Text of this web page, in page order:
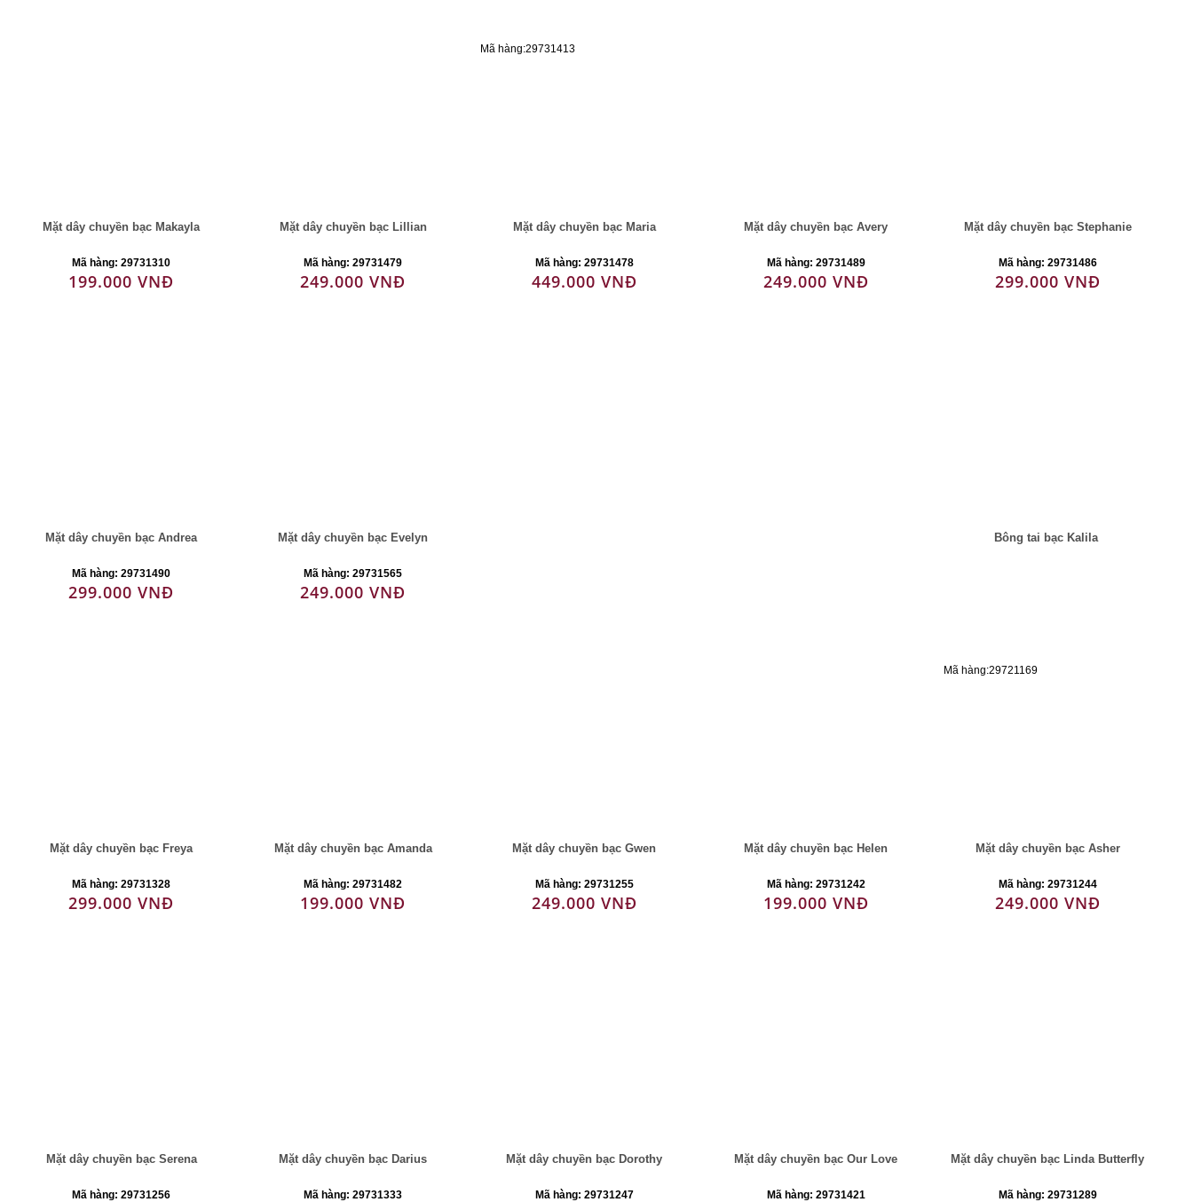
Mã hàng:29731413
Mặt dây chuyền bạc Makayla
Mã hàng: 29731310
199.000 VNĐ
Mặt dây chuyền bạc Lillian
Mã hàng: 29731479
249.000 VNĐ
Mặt dây chuyền bạc Maria
Mã hàng: 29731478
449.000 VNĐ
Mặt dây chuyền bạc Avery
Mã hàng: 29731489
249.000 VNĐ
Mặt dây chuyền bạc Stephanie
Mã hàng: 29731486
299.000 VNĐ
Mặt dây chuyền bạc Andrea
Mã hàng: 29731490
299.000 VNĐ
Mặt dây chuyền bạc Evelyn
Mã hàng: 29731565
249.000 VNĐ
Bông tai bạc Kalila
Mã hàng:29721169
Mặt dây chuyền bạc Freya
Mã hàng: 29731328
299.000 VNĐ
Mặt dây chuyền bạc Amanda
Mã hàng: 29731482
199.000 VNĐ
Mặt dây chuyền bạc Gwen
Mã hàng: 29731255
249.000 VNĐ
Mặt dây chuyền bạc Helen
Mã hàng: 29731242
199.000 VNĐ
Mặt dây chuyền bạc Asher
Mã hàng: 29731244
249.000 VNĐ
Mặt dây chuyền bạc Serena
Mã hàng: 29731256
Mặt dây chuyền bạc Darius
Mã hàng: 29731333
Mặt dây chuyền bạc Dorothy
Mã hàng: 29731247
Mặt dây chuyền bạc Our Love
Mã hàng: 29731421
Mặt dây chuyền bạc Linda Butterfly
Mã hàng: 29731289